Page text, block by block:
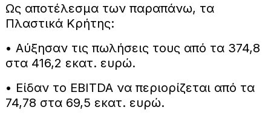
Ως αποτέλεσμα των παραπάνω, τα
Πλαστικά Κρήτης:
• Αύξησαν τις πωλήσεις τους από τα 374,8
στα 416,2 εκατ. ευρώ.
• Είδαν το EBITDA να περιορίζεται από τα
74,78 στα 69,5 εκατ. ευρώ.